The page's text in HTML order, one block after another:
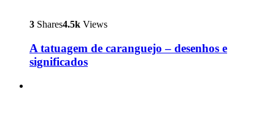
3 Shares4.5k Views
A tatuagem de caranguejo – desenhos e
significados